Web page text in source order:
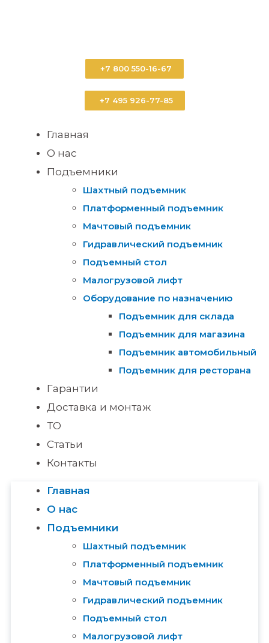
+7 800 550-16-67
+7 495 926-77-85
Главная
О нас
Подъемники
Шахтный подъемник
Платформенный подъемник
Мачтовый подъемник
Гидравлический подъемник
Подъемный стол
Малогрузовой лифт
Оборудование по назначению
Подъемник для склада
Подъемник для магазина
Подъемник автомобильный
Подъемник для ресторана
Гарантии
Доставка и монтаж
ТО
Статьи
Контакты
Главная
О нас
Подъемники
Шахтный подъемник
Платформенный подъемник
Мачтовый подъемник
Гидравлический подъемник
Подъемный стол
Малогрузовой лифт